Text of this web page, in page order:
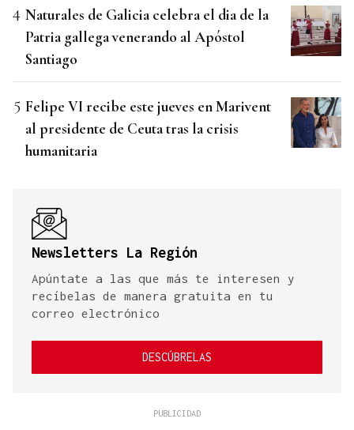
Naturales de Galicia celebra el dia de la
Patria gallega venerando al Apóstol
Santiago
Felipe VI recibe este jueves en Marivent
al presidente de Ceuta tras la crisis
humanitaria
Newsletters La Región
Apúntate a las que más te interesen y
recíbelas de manera gratuita en tu
correo electrónico
DESCÚBRELAS